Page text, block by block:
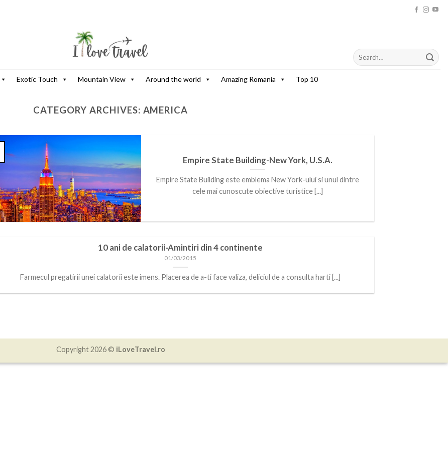
Exotic Touch Mountain View Around the world Amazing Romania Top 10
CATEGORY ARCHIVES: AMERICA
Empire State Building-New York, U.S.A.
Empire State Building este emblema New York-ului si unul dintre
cele mai cunoscute obiective turistice [...]
10 ani de calatorii-Amintiri din 4 continente
01/03/2015
Farmecul pregatirii unei calatorii este imens. Placerea de a-ti face valiza, deliciul de a consulta harti [...]
Copyright 2026 © iLoveTravel.ro